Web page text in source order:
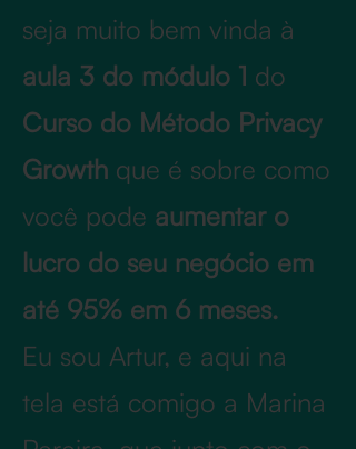
seja muito bem vinda à
aula 3 do módulo 1 do
Curso do Método Privacy
Growth que é sobre como
você pode aumentar o
lucro do seu negócio em
até 95% em 6 meses.
Eu sou Artur, e aqui na
tela está comigo a Marina